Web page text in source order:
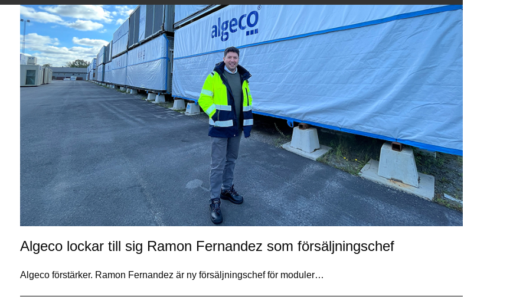
Algeco lockar till sig Ramon Fernandez som försäljningschef
Algeco förstärker. Ramon Fernandez är ny försäljningschef för moduler…